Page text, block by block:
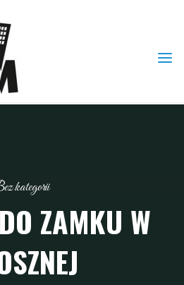
kategorii
ZAMKU W